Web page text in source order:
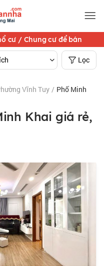
cư / Chung cư để bán
Lọc
Vĩnh Tuy / Phố Minh
Khai giá rẻ,